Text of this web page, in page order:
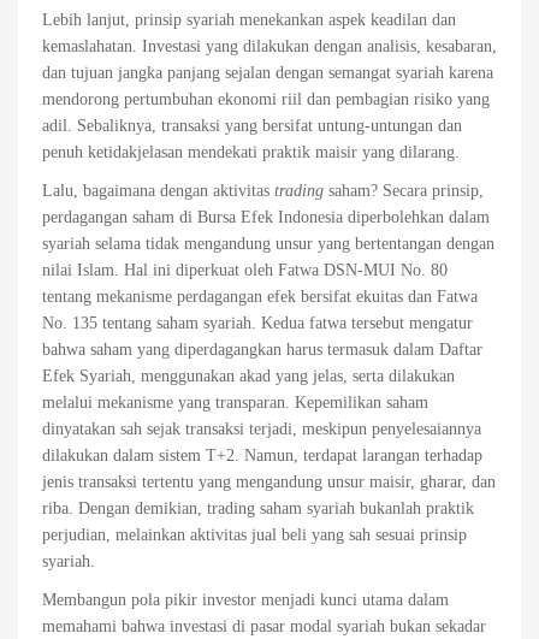
Lebih lanjut, prinsip syariah menekankan aspek keadilan dan
kemaslahatan. Investasi yang dilakukan dengan analisis, kesabaran,
dan tujuan jangka panjang sejalan dengan semangat syariah karena
mendorong pertumbuhan ekonomi riil dan pembagian risiko yang
adil. Sebaliknya, transaksi yang bersifat untung-untungan dan
penuh ketidakjelasan mendekati praktik maisir yang dilarang.
Lalu, bagaimana dengan aktivitas trading saham? Secara prinsip,
perdagangan saham di Bursa Efek Indonesia diperbolehkan dalam
syariah selama tidak mengandung unsur yang bertentangan dengan
nilai Islam. Hal ini diperkuat oleh Fatwa DSN-MUI No. 80
tentang mekanisme perdagangan efek bersifat ekuitas dan Fatwa
No. 135 tentang saham syariah. Kedua fatwa tersebut mengatur
bahwa saham yang diperdagangkan harus termasuk dalam Daftar
Efek Syariah, menggunakan akad yang jelas, serta dilakukan
melalui mekanisme yang transparan. Kepemilikan saham
dinyatakan sah sejak transaksi terjadi, meskipun penyelesaiannya
dilakukan dalam sistem T+2. Namun, terdapat larangan terhadap
jenis transaksi tertentu yang mengandung unsur maisir, gharar, dan
riba. Dengan demikian, trading saham syariah bukanlah praktik
perjudian, melainkan aktivitas jual beli yang sah sesuai prinsip
syariah.
Membangun pola pikir investor menjadi kunci utama dalam
memahami bahwa investasi di pasar modal syariah bukan sekadar